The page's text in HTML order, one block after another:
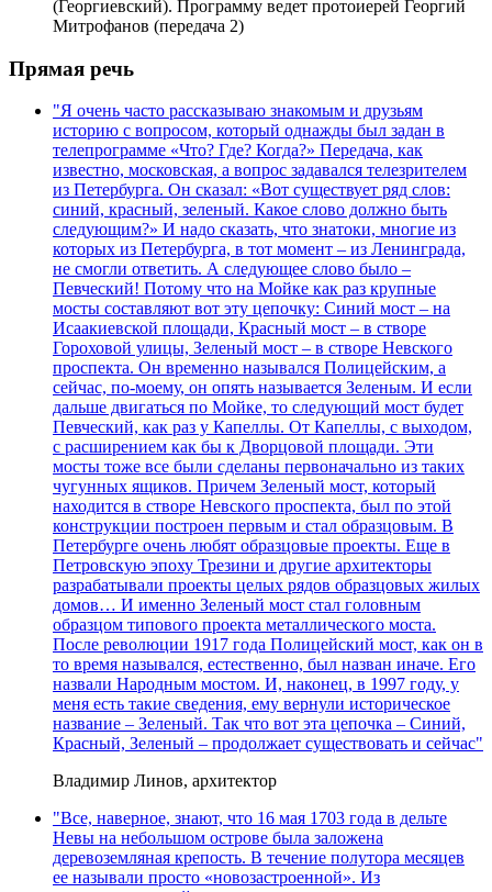
(Георгиевский). Программу ведет протоиерей Георгий
Митрофанов (передача 2)
Прямая речь
"Я очень часто рассказываю знакомым и друзьям
историю с вопросом, который однажды был задан в
телепрограмме «Что? Где? Когда?» Передача, как
известно, московская, а вопрос задавался телезрителем
из Петербурга. Он сказал: «Вот существует ряд слов:
синий, красный, зеленый. Какое слово должно быть
следующим?» И надо сказать, что знатоки, многие из
которых из Петербурга, в тот момент – из Ленинграда,
не смогли ответить. А следующее слово было –
Певческий! Потому что на Мойке как раз крупные
мосты составляют вот эту цепочку: Синий мост – на
Исаакиевской площади, Красный мост – в створе
Гороховой улицы, Зеленый мост – в створе Невского
проспекта. Он временно назывался Полицейским, а
сейчас, по-моему, он опять называется Зеленым. И если
дальше двигаться по Мойке, то следующий мост будет
Певческий, как раз у Капеллы. От Капеллы, с выходом,
с расширением как бы к Дворцовой площади. Эти
мосты тоже все были сделаны первоначально из таких
чугунных ящиков. Причем Зеленый мост, который
находится в створе Невского проспекта, был по этой
конструкции построен первым и стал образцовым. В
Петербурге очень любят образцовые проекты. Еще в
Петровскую эпоху Трезини и другие архитекторы
разрабатывали проекты целых рядов образцовых жилых
домов… И именно Зеленый мост стал головным
образцом типового проекта металлического моста.
После революции 1917 года Полицейский мост, как он в
то время назывался, естественно, был назван иначе. Его
назвали Народным мостом. И, наконец, в 1997 году, у
меня есть такие сведения, ему вернули историческое
название – Зеленый. Так что вот эта цепочка – Синий,
Красный, Зеленый – продолжает существовать и сейчас"
Владимир Линов, архитектор
"Все, наверное, знают, что 16 мая 1703 года в дельте
Невы на небольшом острове была заложена
деревоземляная крепость. В течение полутора месяцев
ее называли просто «новозастроенной». Из